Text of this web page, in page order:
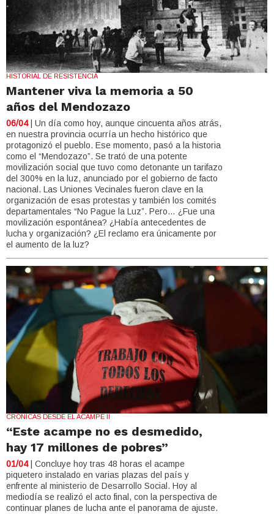
HISTORIAL DE RESISTENCIA
Mantener viva la memoria a 50
años del Mendozazo
06/04| Un día como hoy, aunque cincuenta años atrás,
en nuestra provincia ocurría un hecho histórico que
protagonizó el pueblo. Ese momento, pasó a la historia
como el “Mendozazo”. Se trató de una potente
movilización social que tuvo como detonante un tarifazo
del 300% en la luz, anunciado por el gobierno de facto
nacional. Las Uniones Vecinales fueron clave en la
organización de esas protestas y también los comités
departamentales “No Pague la Luz”. Pero… ¿Fue una
movilización espontánea? ¿Había antecedentes de
lucha y organización? ¿El reclamo era únicamente por
el aumento de la luz?
CRÓNICAS DESDE EL ACAMPE II
“Este acampe no es desmedido,
hay 17 millones de pobres”
01/04| Concluye hoy tras 48 horas el acampe
piquetero instalado en varias plazas del país y
enfrente al ministerio de Desarrollo Social. Hoy al
mediodía se realizó el acto final, con la perspectiva de
continuar planes de lucha ante el panorama de ajuste.